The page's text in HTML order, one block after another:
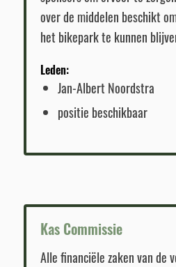
over de middelen beschikt
het bikepark te kunnen
Leden:
Jan-Albert Noordstra
positie beschikbaar
Kas Commissie
Alle financiële zaken van de